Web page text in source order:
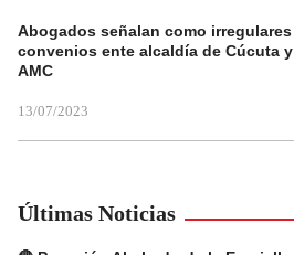
Abogados señalan como irregulares
convenios ente alcaldía de Cúcuta y
AMC
13/07/2023
Últimas Noticias